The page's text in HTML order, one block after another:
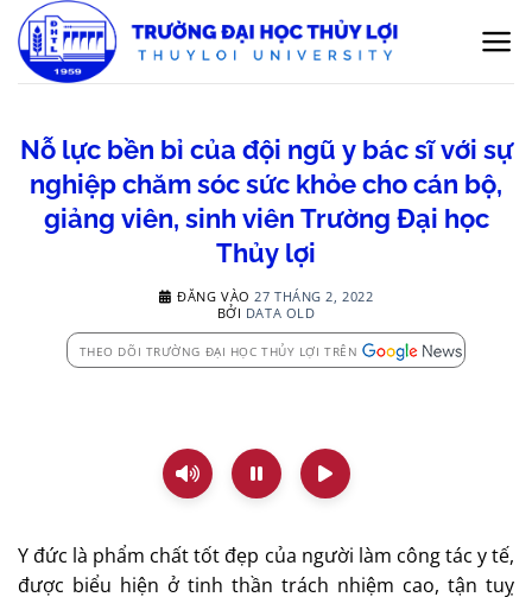
qua
nội
Nỗ lực bền bỉ của đội ngũ y bác sĩ với sự
nghiệp chăm sóc sức khỏe cho cán bộ,
giảng viên, sinh viên Trường Đại học
Thủy lợi
ĐĂNG VÀO 27 THÁNG 2, 2022
BỞI DATA OLD
THEO DÕI TRƯỜNG ĐẠI HỌC THỦY LỢI TRÊN
Y đức là phẩm chất tốt đẹp của người làm công tác y tế,
được biểu hiện ở tinh thần trách nhiệm cao, tận tuỵ